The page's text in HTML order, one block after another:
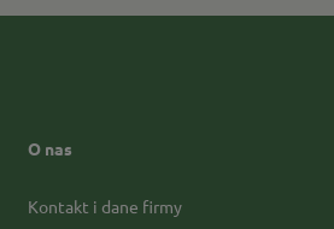
O nas
Kontakt i dane firmy